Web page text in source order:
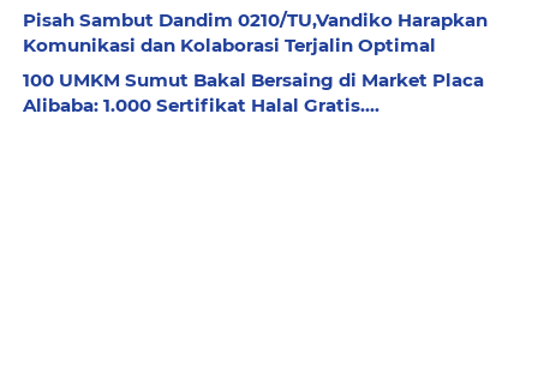
Pisah Sambut Dandim 0210/TU,Vandiko Harapkan
Komunikasi dan Kolaborasi Terjalin Optimal
100 UMKM Sumut Bakal Bersaing di Market Placa
Alibaba: 1.000 Sertifikat Halal Gratis....